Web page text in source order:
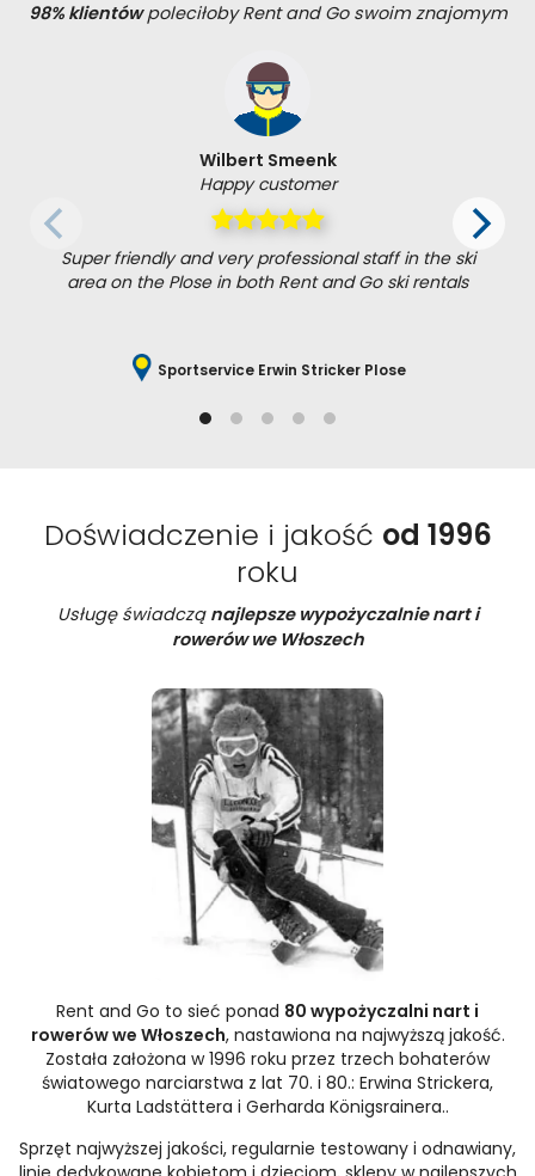
98% klientówpoleciłoby Rent and Go swoim znajomym
Wilbert Smeenk
Happy customer
Super friendly and very professional staff in the ski
area on the Plose in both Rent and Go ski rentals
Sportservice Erwin Stricker Plose
Doświadczenie i jakość od 1996
roku
Usługę świadczą najlepsze wypożyczalnie nart i
rowerów we Włoszech
Rent and Go to sieć ponad 80 wypożyczalni nart i
rowerów we Włoszech, nastawiona na najwyższą jakość.
Została założona w 1996 roku przez trzech bohaterów
światowego narciarstwa z lat 70. i 80.: Erwina Strickera,
Kurta Ladstättera i Gerharda Königsrainera..
Sprzęt najwyższej jakości, regularnie testowany i odnawiany,